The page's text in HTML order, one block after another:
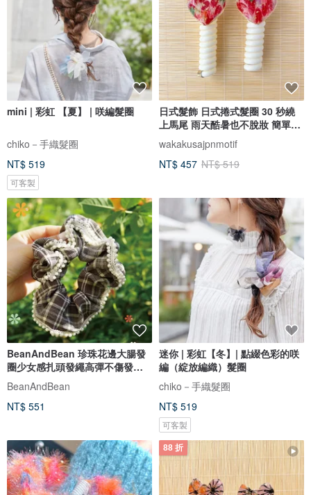
mini | 彩虹 【夏】 | 咲編髮圈
chiko－手織髮圈
NT$ 519
可客製
日式髮飾 日式捲式髮圈 30 秒繞
上馬尾 雨天酷暑也不脫妝 簡單造
wakakusajpnmotif
NT$ 457 NT$ 519
BeanAndBean 珍珠花邊大腸發
圈少女感扎頭發繩高彈不傷發頭
飾發繩
BeanAndBean
NT$ 551
迷你 | 彩虹【冬】| 點綴色彩的咲
編（綻放編織）髮圈
chiko－手織髮圈
NT$ 519
可客製
88 折